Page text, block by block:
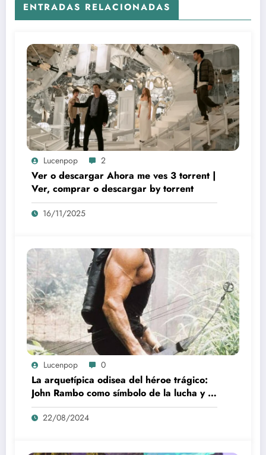
ENTRADAS RELACIONADAS
Lucenpop 2
Ver o descargar Ahora me ves 3 torrent |
Ver, comprar o descargar by torrent
16/11/2025
Lucenpop 0
La arquetípica odisea del héroe trágico:
John Rambo como símbolo de la lucha y la
alienación en la modernidad
22/08/2024